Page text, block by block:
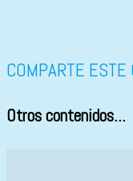
COMPARTE
Otros contenidos...